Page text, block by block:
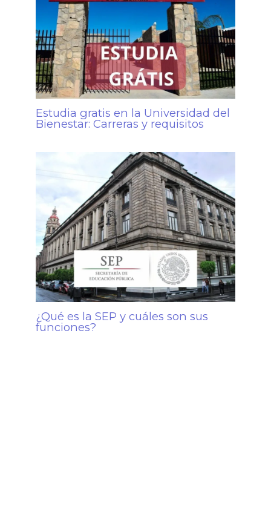
Estudia gratis en la Universidad del
Bienestar: Carreras y requisitos
¿Qué es la SEP y cuáles son sus
funciones?